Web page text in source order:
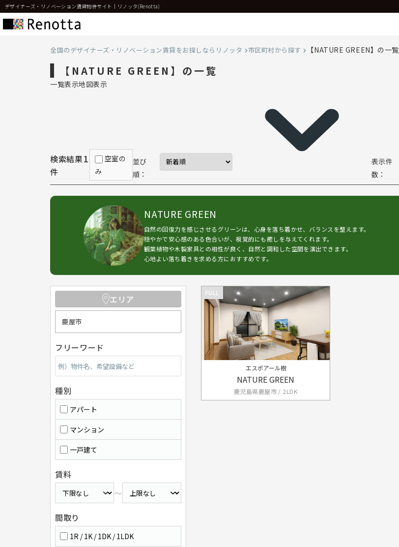
デザイナーズ・リノベーション賃貸物件サイト｜リノッタ(Renotta)
全国のデザイナーズ・リノベーション賃貸をお探しならリノッタ 市区町村から探す 【NATURE GREEN】の一覧
【NATURE GREEN】の一覧
一覧表示地図表示
検索結果1
件
空室の
み
並び
順：
表示件
数：
NATURE GREEN
自然の回復力を感じさせるグリーンは、心身を落ち着かせ、バランスを整えます。
穏やかで安心感のある色合いが、視覚的にも癒しを与えてくれます。
観葉植物や木製家具との相性が良く、自然と調和した空間を演出できます。
心地よい落ち着きを求める方におすすめです。
FULL
エスポアール樹
NATURE GREEN
鹿児島県鹿屋市 / 2LDK
エリア
鹿屋市
フリーワード
種別
アパート
マンション
一戸建て
賃料
～
間取り
1R / 1K / 1DK / 1LDK